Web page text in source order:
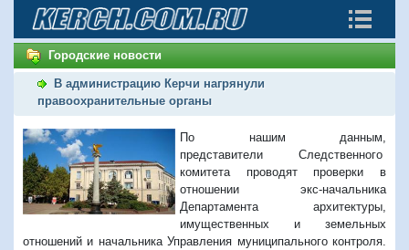
Городские новости
В администрацию Керчи нагрянули
правоохранительные органы
По нашим данным,
представители Следственного
комитета проводят проверки в
отношении экс-начальника
Департамента архитектуры,
имущественных и земельных
отношений и начальника Управления муниципального контроля.